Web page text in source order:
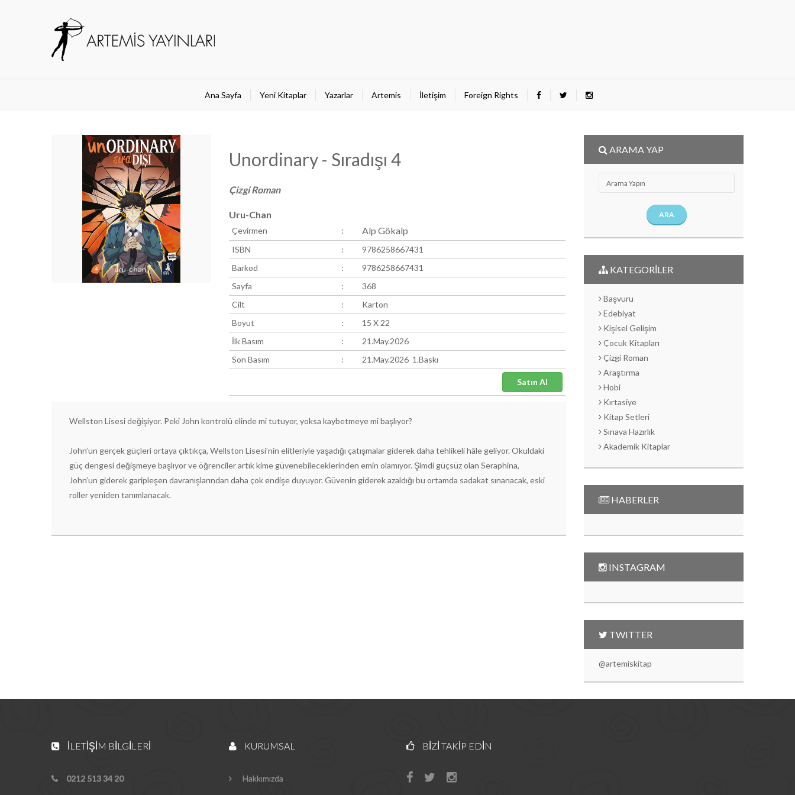
Ana Sayfa Yeni Kitaplar Yazarlar Artemis İletişim Foreign Rights
Unordinary - Sıradışı 4
Çizgi Roman
Uru-Chan
Çevirmen : Alp Gökalp
ISBN :
9786258667431
Barkod
:
9786258667431
Sayfa
:
368
Cilt
:
Karton
Boyut
:
15 X 22
İlk Basım
:
21.May.2026
Son Basım
: 21.May.2026 1.Baskı
Wellston Lisesi değişiyor. Peki John kontrolü elinde mi tutuyor, yoksa kaybetmeye mi başlıyor?
John’un gerçek güçleri ortaya çıktıkça, Wellston Lisesi’nin elitleriyle yaşadığı çatışmalar giderek daha tehlikeli hâle geliyor. Okuldaki
güç dengesi değişmeye başlıyor ve öğrenciler artık kime güvenebileceklerinden emin olamıyor. Şimdi güçsüz olan Seraphina,
John’un giderek garipleşen davranışlarından daha çok endişe duyuyor. Güvenin giderek azaldığı bu ortamda sadakat sınanacak, eski
roller yeniden tanımlanacak.
ARAMA YAP
ARA
KATEGORİLER
Başvuru
Edebiyat
Kişisel Gelişim
Çocuk Kitapları
Çizgi Roman
Araştırma
Hobi
Kırtasiye
Kitap Setleri
Sınava Hazırlık
Akademik Kitaplar
HABERLER
INSTAGRAM
TWITTER
@artemiskitap
İLETIŞIM BILGILERI
0212 513 34 20
KURUMSAL
Hakkımızda
BIZI TAKIP EDIN